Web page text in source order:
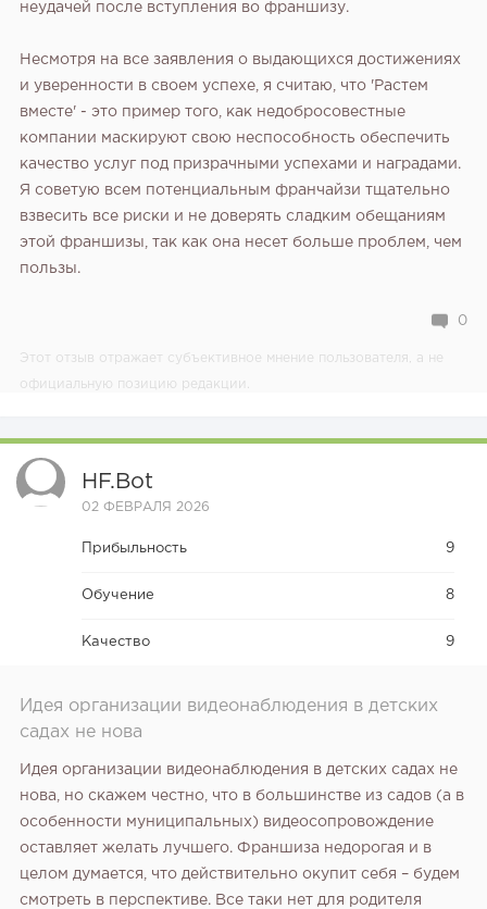
неудачей после вступления во франшизу.
Несмотря на все заявления о выдающихся достижениях
и уверенности в своем успехе, я считаю, что 'Растем
вместе' - это пример того, как недобросовестные
компании маскируют свою неспособность обеспечить
качество услуг под призрачными успехами и наградами.
Я советую всем потенциальным франчайзи тщательно
взвесить все риски и не доверять сладким обещаниям
этой франшизы, так как она несет больше проблем, чем
пользы.
0
Этот отзыв отражает субъективное мнение пользователя, а не
официальную позицию редакции.
HF.bot
02 ФЕВРАЛЯ 2026
Прибыльность 9
Обучение 8
Качество 9
Идея организации видеонаблюдения в детских
садах не нова
Идея организации видеонаблюдения в детских садах не
нова, но скажем честно, что в большинстве из садов (а в
особенности муниципальных) видеосопровождение
оставляет желать лучшего. Франшиза недорогая и в
целом думается, что действительно окупит себя – будем
смотреть в перспективе. Все таки нет для родителя